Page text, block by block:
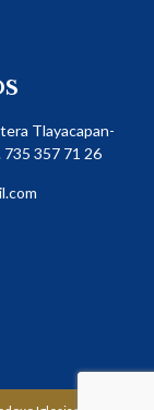
Tlayacapan-
735 357 71 26